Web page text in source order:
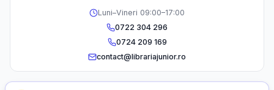
Luni–Vineri 09:00–17:00
0722 304 296
0724 209 169
contact@librariajunior.ro